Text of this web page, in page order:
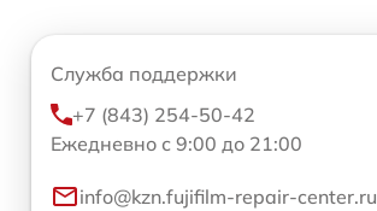
Служба поддержки
+7 (843) 254-50-42
Ежедневно с 9:00 до 21:00
info@kzn.fujifilm-repair-center.ru